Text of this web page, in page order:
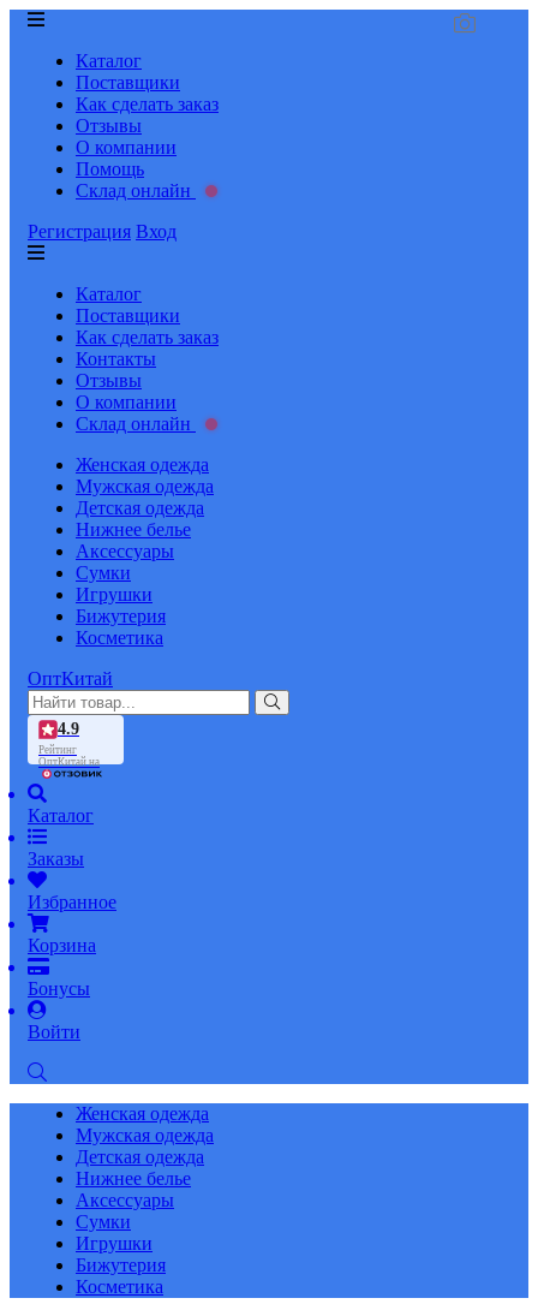
Каталог
Поставщики
Как сделать заказ
Отзывы
О компании
Помощь
Склад онлайн
Регистрация Вход
Каталог
Поставщики
Как сделать заказ
Контакты
Отзывы
О компании
Склад онлайн
Женская одежда
Мужская одежда
Детская одежда
Нижнее белье
Аксессуары
Сумки
Игрушки
Бижутерия
Косметика
ОптКитай
4.9
Рейтинг
ОптКитай на
Каталог
Заказы
Избранное
Корзина
Бонусы
Войти
Женская одежда
Мужская одежда
Детская одежда
Нижнее белье
Аксессуары
Сумки
Игрушки
Бижутерия
Косметика